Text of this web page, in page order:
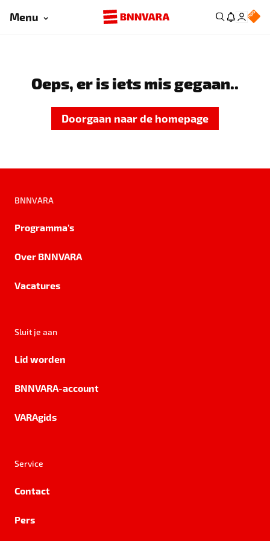
Menu
Oeps, er is iets mis gegaan..
Doorgaan naar de homepage
BNNVARA
Programma's
Over BNNVARA
Vacatures
Sluit je aan
Lid worden
BNNVARA-account
VARAgids
Service
Contact
Pers